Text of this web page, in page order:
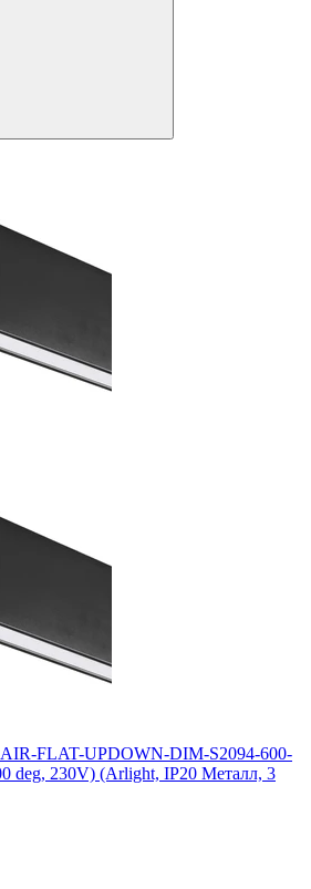
FLAT-UPDOWN-DIM-S2094-600-
deg, 230V) (Arlight, IP20 Металл, 3